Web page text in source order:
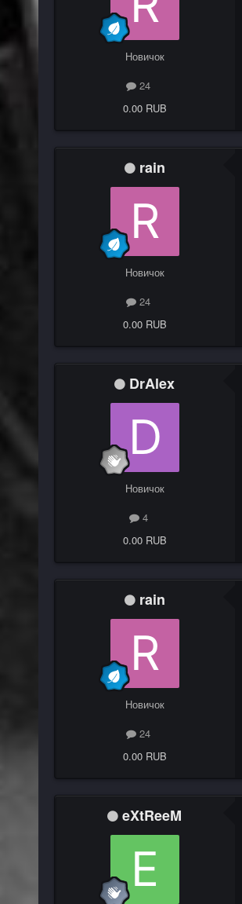
Новичок
24
0.00 RUB
rain
Новичок
24
0.00 RUB
DrAlex
Новичок
4
0.00 RUB
rain
Новичок
24
0.00 RUB
eXtReeM